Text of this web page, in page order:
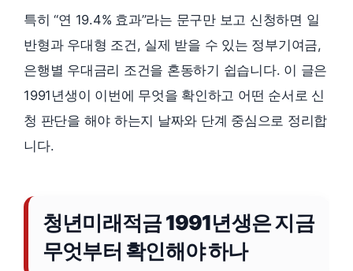
특히 “연 19.4% 효과”라는 문구만 보고 신청하면 일
반형과 우대형 조건, 실제 받을 수 있는 정부기여금,
은행별 우대금리 조건을 혼동하기 쉽습니다. 이 글은
1991년생이 이번에 무엇을 확인하고 어떤 순서로 신
청 판단을 해야 하는지 날짜와 단계 중심으로 정리합
니다.
청년미래적금 1991년생은 지금
무엇부터 확인해야 하나